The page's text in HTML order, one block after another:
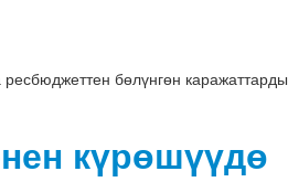
бөлүнгөн
күрөшүүдө